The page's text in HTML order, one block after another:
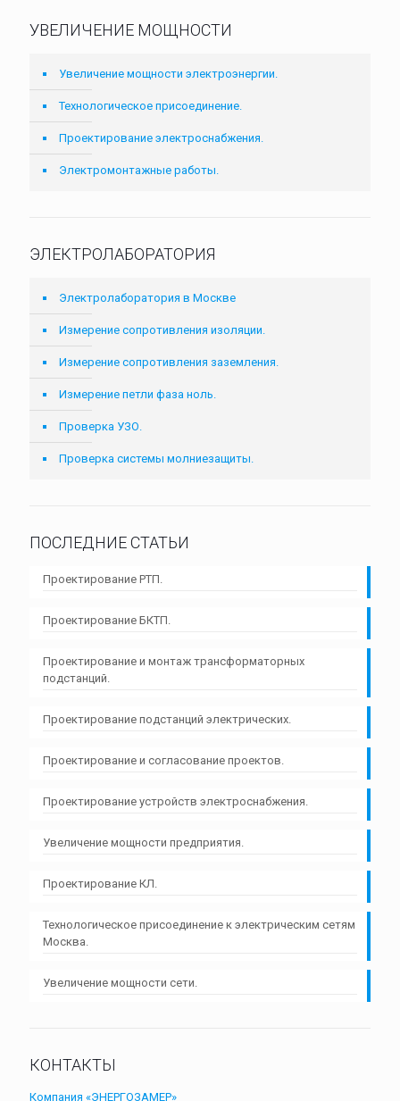
УВЕЛИЧЕНИЕ МОЩНОСТИ
Увеличение мощности электроэнергии.
Технологическое присоединение.
Проектирование электроснабжения.
Электромонтажные работы.
ЭЛЕКТРОЛАБОРАТОРИЯ
Электролаборатория в Москве
Измерение сопротивления изоляции.
Измерение сопротивления заземления.
Измерение петли фаза ноль.
Проверка УЗО.
Проверка системы молниезащиты.
ПОСЛЕДНИЕ СТАТЬИ
Проектирование РТП.
Проектирование БКТП.
Проектирование и монтаж трансформаторных
подстанций.
Проектирование подстанций электрических.
Проектирование и согласование проектов.
Проектирование устройств электроснабжения.
Увеличение мощности предприятия.
Проектирование КЛ.
Технологическое присоединение к электрическим сетям
Москва.
Увеличение мощности сети.
КОНТАКТЫ
Компания «ЭНЕРГОЗАМЕР»